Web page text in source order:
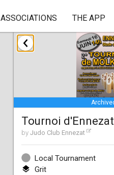
ASSOCIATIONS THE APP
Tournoi
by Judo Club Ennezat
Local Tournament
Grit
January 2018
Open des rois de
Jan 21, 2018|France
Individuel du Garo
Jan 21, 2018 |France
Tournoi d'Hiver
Jan 27, 2018|France